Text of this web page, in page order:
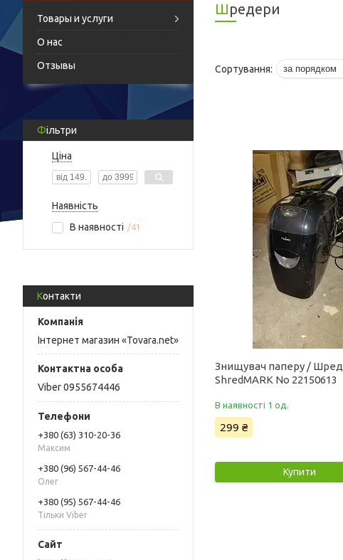
Товары и услуги
О нас
Отзывы
Фільтри
Ціна
Наявність
В наявності
41
Контакти
Інтернет магазин «Tovara.net»
Viber 0955674446
+380 (63) 310-20-36
Максим
+380 (96) 567-44-46
Олег
+380 (95) 567-44-46
Тільки Viber
Шредери
Знищувач паперу /
ShredMARK No 22150613
В наявності 1 од.
299 ₴
Купити